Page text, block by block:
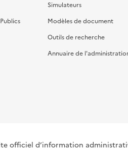
Simulateurs
Modèles de document
Outils de recherche
Annuaire de
officiel d’information